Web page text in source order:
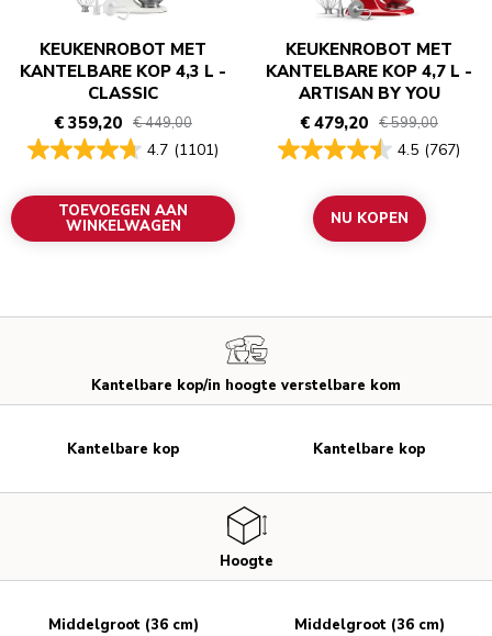
KEUKENROBOT MET
KANTELBARE KOP 4,3 L -
CLASSIC
€ 359,20 € 449,00
4.7 (1101)
TOEVOEGEN AAN
WINKELWAGEN
KEUKENROBOT MET
KANTELBARE KOP 4,7 L -
ARTISAN BY YOU
€ 479,20 € 599,00
4.5 (767)
NU KOPEN
Kantelbare kop/in hoogte verstelbare kom
Hoogte
Kantelbare kop
Middelgroot (36 cm)
Kantelbare kop
Middelgroot (36 cm)